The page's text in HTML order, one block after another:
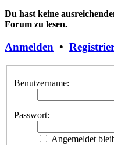
Du hast keine
Forum zu lesen.
Anmelden •
Benutzername:
Passwort:
Angemeldet